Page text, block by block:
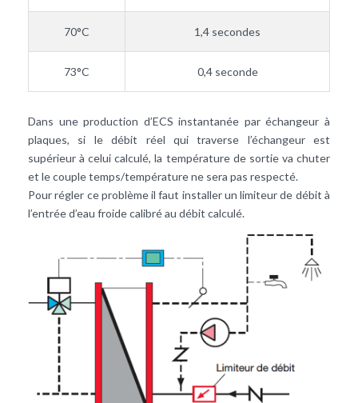
70°C 1,4 secondes
73°C 0,4 seconde
Dans une production d’ECS instantanée par échangeur à
plaques, si le débit réel qui traverse l’échangeur est
supérieur à celui calculé, la température de sortie va chuter
et le couple temps/température ne sera pas respecté.
Pour régler ce problème il faut installer un limiteur de débit à
l’entrée d’eau froide calibré au débit calculé.